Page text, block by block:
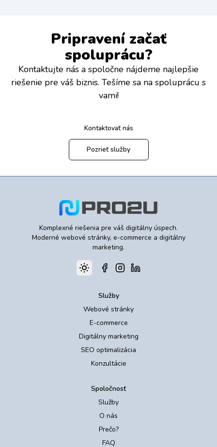
Pripravení začať
spoluprácu?
Kontaktujte nás a spoločne nájdeme najlepšie
riešenie pre váš biznis. Tešíme sa na spoluprácu s
vami!
Kontaktovať nás
Pozrieť služby
Komplexné riešenia pre váš digitálny úspech.
Moderné webové stránky, e-commerce a digitálny
marketing.
Toggle theme
Služby
Webové stránky
E-commerce
Digitálny marketing
SEO optimalizácia
Konzultácie
Spoločnosť
Služby
O nás
Prečo?
FAQ